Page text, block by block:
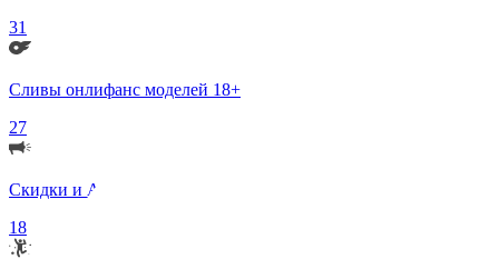
31
Сливы онлифанс моделей 18+
27
Скидки и Акции
18